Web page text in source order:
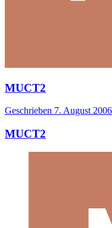
MUCT2
Geschrieben 7. August 2006
MUCT2